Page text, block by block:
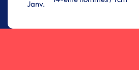
Janv.